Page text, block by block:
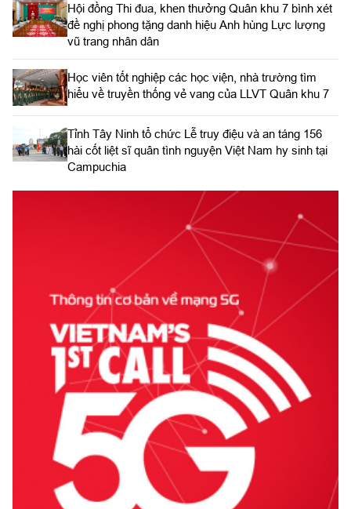
Hội đồng Thi đua, khen thưởng Quân khu 7 bình xét
đề nghị phong tặng danh hiệu Anh hùng Lực lượng
vũ trang nhân dân
Học viên tốt nghiệp các học viện, nhà trường tìm
hiểu về truyền thống vẻ vang của LLVT Quân khu 7
​Tỉnh Tây Ninh tổ chức Lễ truy điệu và an táng 156
hài cốt liệt sĩ quân tình nguyện Việt Nam hy sinh tại
Campuchia